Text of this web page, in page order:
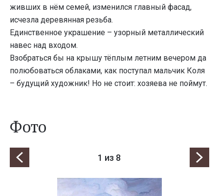
живших в нём семей, изменился главный фасад,
исчезла деревянная резьба.
Единственное украшение – узорный металлический
навес над входом.
Взобраться бы на крышу тёплым летним вечером да
полюбоваться облаками, как поступал мальчик Коля
– будущий художник! Но не стоит: хозяева не поймут.
Фото
1 из 8